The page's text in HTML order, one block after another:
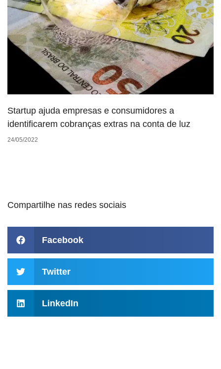
Startup ajuda empresas e consumidores a
identificarem cobranças extras na conta de luz
24/05/2022
Compartilhe nas redes sociais
Facebook
Twitter
LinkedIn